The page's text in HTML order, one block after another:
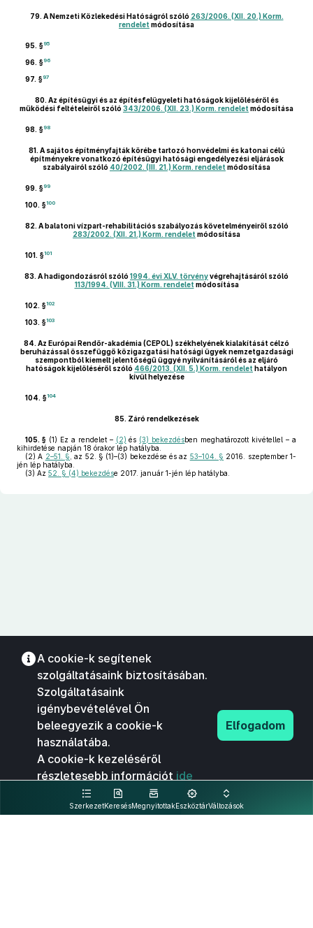
79. A Nemzeti Közlekedési Hatóságról szóló 263/2006. (XII. 20.) Korm.
rendelet módosítása
95. §95
96. §96
97. §97
80. Az építésügyi és az építésfelügyeleti hatóságok kijelöléséről és
működési feltételeiről szóló 343/2006. (XII. 23.) Korm. rendelet módosítása
98. §98
81. A sajátos építményfajták körébe tartozó honvédelmi és katonai célú
építményekre vonatkozó építésügyi hatósági engedélyezési eljárások
szabályairól szóló 40/2002. (III. 21.) Korm. rendelet módosítása
99. §99
100. §100
82. A balatoni vízpart-rehabilitációs szabályozás követelményeiről szóló
283/2002. (XII. 21.) Korm. rendelet módosítása
101. §101
83. A hadigondozásról szóló 1994. évi XLV. törvényvégrehajtásáról szóló
113/1994. (VIII. 31.) Korm. rendelet módosítása
102. §102
103. §103
84. Az Európai Rendőr-akadémia (CEPOL) székhelyének kialakítását célzó
beruházással összefüggő közigazgatási hatósági ügyek nemzetgazdasági
szempontból kiemelt jelentőségű üggyé nyilvánításáról és az eljáró
hatóságok kijelöléséről szóló 466/2013. (XII. 5.) Korm. rendelet hatályon
kívül helyezése
104. §104
85. Záró rendelkezések
105. § (1) Ez a rendelet – (2) és (3) bekezdésben meghatározott kivétellel – a
kihirdetése napján 18 órakor lép hatályba.
(2) A 2–51. § , az 52. § (1)–(3) bekezdése és az 53–104. § 2016. szeptember 1-
jén lép hatályba.
(3) Az 52. § (4) bekezdése 2017. január 1-jén lép hatályba.
SzerkezetKeresésMegnyitottakEszköztárVáltozások
A cookie-k segítenek
szolgáltatásaink biztosításában.
Szolgáltatásaink
igénybevételével Ön
beleegyezik a cookie-k
használatába.
A cookie-k kezeléséről
részletesebb információt ide
kattintva olvashat.
Elfogadom